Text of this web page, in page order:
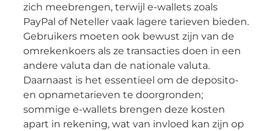
zich meebrengen, terwijl e-wallets zoals
PayPal of Neteller vaak lagere tarieven bieden.
Gebruikers moeten ook bewust zijn van de
omrekenkoers als ze transacties doen in een
andere valuta dan de nationale valuta.
Daarnaast is het essentieel om de deposito-
en opnametarieven te doorgronden;
sommige e-wallets brengen deze kosten
apart in rekening, wat van invloed kan zijn op